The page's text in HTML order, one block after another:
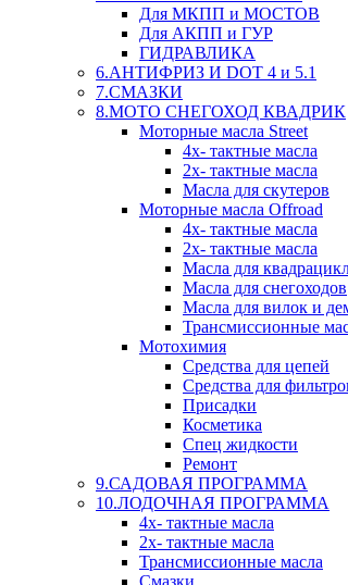
Для МКПП и МОСТОВ
Для АКПП и ГУР
ГИДРАВЛИКА
6.АНТИФРИЗ И DOT 4 и 5.1
7.СМАЗКИ
8.МОТО СНЕГОХОД КВАДРИК
Моторные масла Street
4х- тактные масла
2х- тактные масла
Масла для скутеров
Моторные масла Offroad
4х- тактные масла
2х- тактные масла
Масла для
Масла для снегоходов
Масла для вилок и
Трансмиссионные
Мотохимия
Средства для цепей
Средства для
Присадки
Косметика
Спец жидкости
Ремонт
9.САДОВАЯ ПРОГРАММА
10.ЛОДОЧНАЯ ПРОГРАММА
4х- тактные масла
2х- тактные масла
Трансмиссионные масла
Смазки